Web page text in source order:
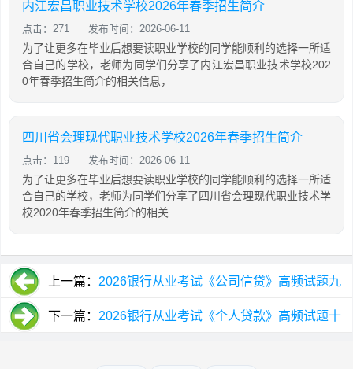
内江宏昌职业技术学校2026年春季招生简介
点击：271 发布时间：2026-06-11
为了让更多在毕业后想要读职业学校的同学能顺利的选择一所适
合自己的学校，老师为同学们分享了内江宏昌职业技术学校202
0年春季招生简介的相关信息，
四川省会理现代职业技术学校2026年春季招生简介
点击：119 发布时间：2026-06-11
为了让更多在毕业后想要读职业学校的同学能顺利的选择一所适
合自己的学校，老师为同学们分享了四川省会理现代职业技术学
校2020年春季招生简介的相关
上一篇： 2026银行从业考试《公司信贷》高频试题九
（单选9）下一篇： 2026银行从业考试《个人贷款》高频试题十